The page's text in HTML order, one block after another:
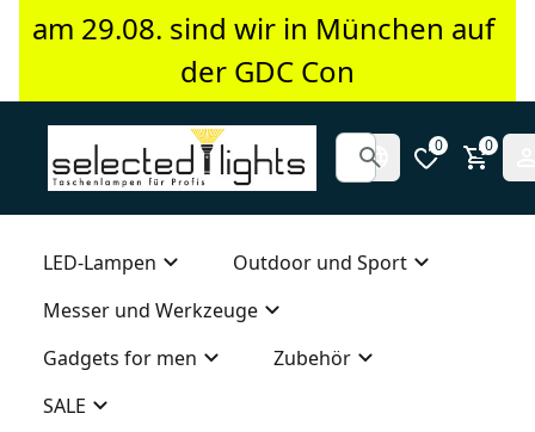
am 29.08. sind wir in München auf
der GDC Con
0 0
LED-Lampen
Outdoor und Sport
Messer und Werkzeuge
Gadgets for men
Zubehör
SALE